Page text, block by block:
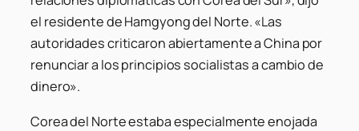
el residente de Hamgyong del Norte. «Las
autoridades criticaron abiertamente a China por
renunciar a los principios socialistas a cambio de
dinero».
Corea del Norte estaba especialmente enojada